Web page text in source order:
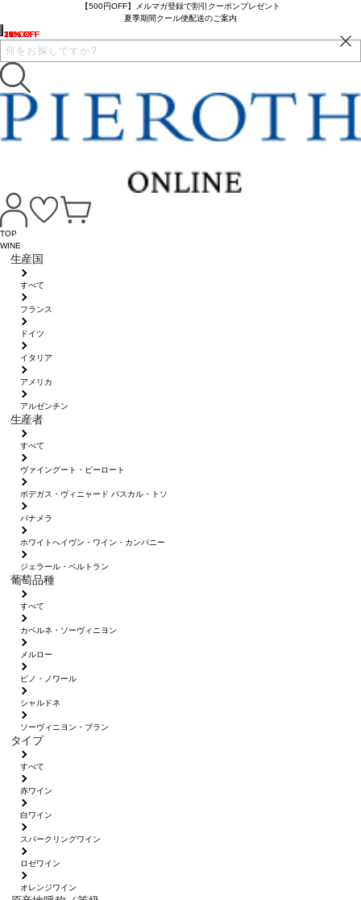
【500円OFF】メルマガ登録で割引クーポンプレゼント
夏季期間クール便配送のご案内
TOP
WINE
生産国
すべて
フランス
ドイツ
イタリア
アメリカ
アルゼンチン
生産者
すべて
ヴァイングート・ピーロート
ボデガス・ヴィニャード パスカル・トソ
パナメラ
ホワイトへイヴン・ワイン・カンパニー
ジェラール・ベルトラン
葡萄品種
すべて
カベルネ・ソーヴィニヨン
メルロー
ピノ・ノワール
シャルドネ
ソーヴィニヨン・ブラン
タイプ
すべて
赤ワイン
白ワイン
スパークリングワイン
ロゼワイン
オレンジワイン
16% OFF
36% OFF
7% OFF
1% OFF
27% OFF
15% OFF
21% OFF
15% OFF
14% OFF